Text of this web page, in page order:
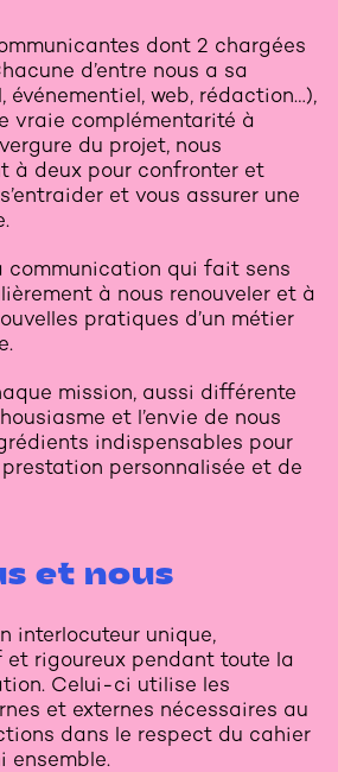
dont 2 chargées
d’entre nous a sa
événementiel, web, rédaction…),
vraie complémentarité à
du projet, nous
à deux pour confronter et
et vous assurer une
communication qui fait sens
à nous renouveler et à
pratiques d’un métier
mission, aussi différente
et l’envie de nous
indispensables pour
personnalisée et de
et nous
interlocuteur unique,
rigoureux pendant toute la
Celui-ci utilise les
et externes nécessaires au
dans le respect du cahier
ensemble.